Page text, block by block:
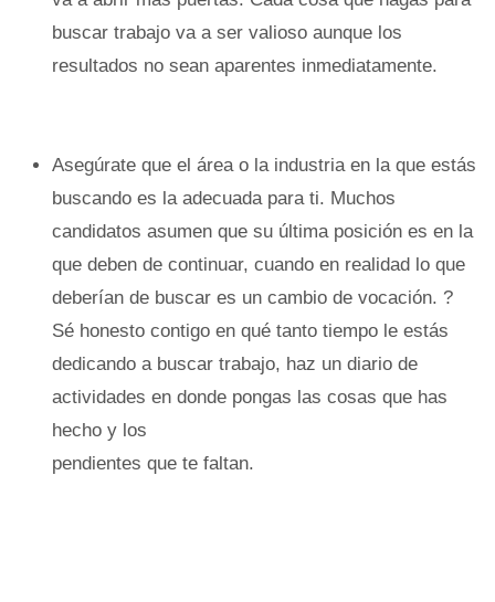
buscar trabajo va a ser valioso aunque los
resultados no sean aparentes inmediatamente.
Asegúrate que el área o la industria en la que estás
buscando es la adecuada para ti. Muchos
candidatos asumen que su última posición es en la
que deben de continuar, cuando en realidad lo que
deberían de buscar es un cambio de vocación. ?
Sé honesto contigo en qué tanto tiempo le estás
dedicando a buscar trabajo, haz un diario de
actividades en donde pongas las cosas que has
hecho y los
pendientes que te faltan.